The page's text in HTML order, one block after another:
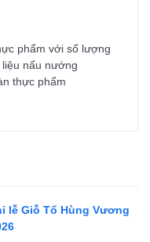
phẩm với số lượng
nấu nướng
thực phẩm
lễ Giỗ Tổ Hùng Vương